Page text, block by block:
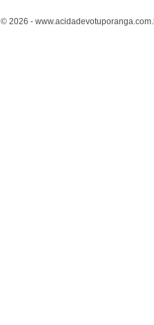
© 2026 -